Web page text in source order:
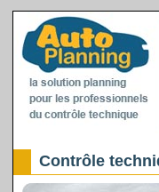
Contrôle